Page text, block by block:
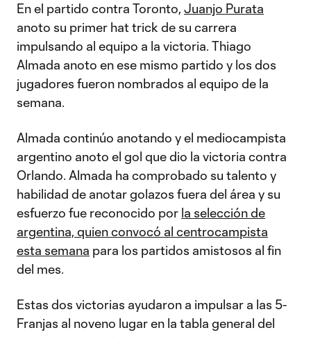
En el partido contra Toronto, Juanjo Purata
anoto su primer hat trick de su carrera
impulsando al equipo a la victoria. Thiago
Almada anoto en ese mismo partido y los dos
jugadores fueron nombrados al equipo de la
semana.
Almada continúo anotando y el mediocampista
argentino anoto el gol que dio la victoria contra
Orlando. Almada ha comprobado su talento y
habilidad de anotar golazos fuera del área y su
esfuerzo fue reconocido por la selección de
argentina, quien convocó al centrocampista
esta semana para los partidos amistosos al fin
del mes.
Estas dos victorias ayudaron a impulsar a las 5-
Franjas al noveno lugar en la tabla general del